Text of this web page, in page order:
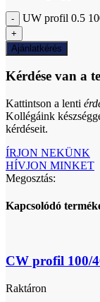
UW profil 0.5
Ajánlatkérés
Kérdése van a
Kattintson a lenti
Kollégáink
kérdéseit.
ÍRJON NEKÜNK
HÍVJON MINKET
Megosztás:
Kapcsolódó
CW profil 100/
Raktáron